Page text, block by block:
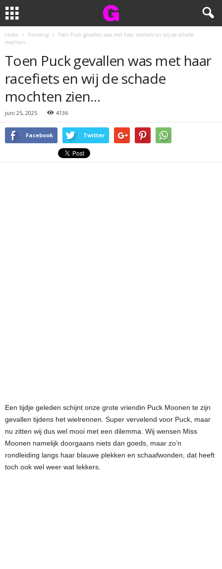
Home Trending
Toen Puck gevallen was met haar racefiets en wij de schade
mochten...
Toen Puck gevallen was met haar
racefiets en wij de schade
mochten zien…
juni 25, 2025 4136
Facebook Twitter
Een tijdje geleden schijnt onze grote vriendin Puck Moonen te zijn
gevallen tijdens het wielrennen. Super vervelend voor Puck, maar
nu zitten wij dus wel mooi met een dilemma. Wij wensen Miss
Moonen namelijk doorgaans niets dan goeds, maar zo’n
rondleiding langs haar blauwe plekken en schaafwonden, dat heeft
toch ook wel weer wat lekkers.